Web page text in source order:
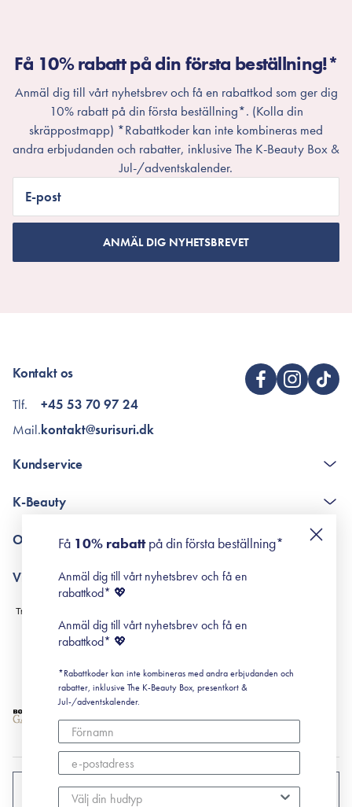
Få 10% rabatt på din första beställning!*
Anmäl dig till vårt nyhetsbrev och få en rabattkod som ger dig
10% rabatt på din första beställning*. (Kolla din
skräppostmapp) *Rabattkoder kan inte kombineras med
andra erbjudanden och rabatter, inklusive The K-Beauty Box &
Jul-/adventskalender.
E-post
ANMÄL DIG NYHETSBREVET
Kontakt os
Tlf.
Mail.
+45 53 70 97 24
kontakt@surisuri.dk
Kundservice
Poängshop - frågor och svar
K-Beauty
Retinol för nybörjare
Om Surisuri
Black Friday
Villkor
Leverans & Retur
Köpvillkor
Prenumerationsvillkor
Cookiepolicy
SVERIGE
Få 10% rabattpå din första beställning*
Anmäl dig till vårt nyhetsbrev och få en
rabattkod* 💖
Anmäl dig till vårt nyhetsbrev och få en
rabattkod* 💖
*Rabattkoder kan inte kombineras med andra erbjudanden och
rabatter, inklusive The K-Beauty Box, presentkort &
Jul-/adventskalender.